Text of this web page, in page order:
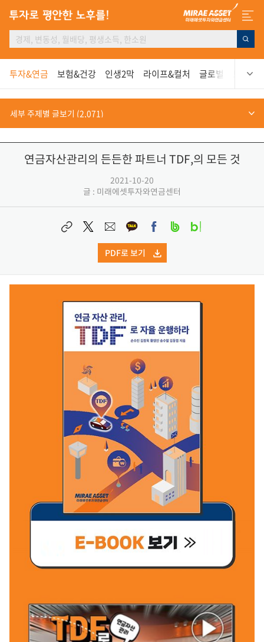
투자&연금 보험&건강 인생2막 라이프&컬처 글로벌 보고서
연금자산관리의 든든한 파트너 TDF,의 모든 것
2021-10-20
글 : 미래에셋투자와연금센터
PDF로 보기